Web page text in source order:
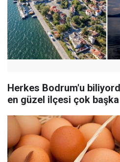
Herkes Bodrum'u
en güzel ilçesi çok başka